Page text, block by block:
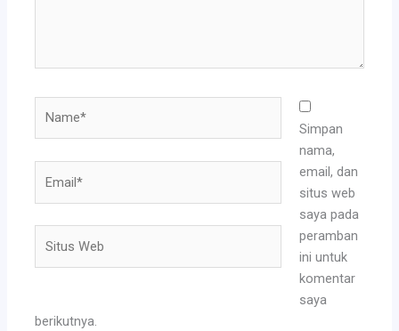
Simpan
nama,
email, dan
situs web
saya pada
peramban
ini untuk
komentar
saya
berikutnya.